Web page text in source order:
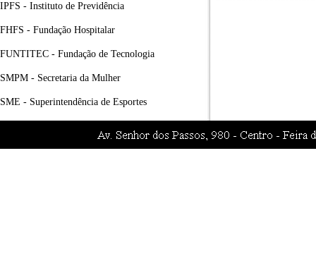
IPFS - Instituto de Previdência
FHFS - Fundação Hospitalar
FUNTITEC - Fundação de Tecnologia
SMPM - Secretaria da Mulher
SME - Superintendência de Esportes